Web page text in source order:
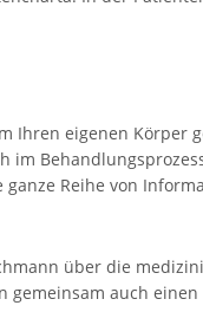
Ihren eigenen Körper
im
Reihe von
über die
auch